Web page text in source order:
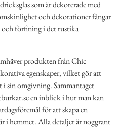
som är dekorerade med
och dekorationer fångar
och förfining i det rustika
produkten från Chic
egenskaper, vilket gör att
sin omgivning. Sammantaget
en inblick i hur man kan
för att skapa en
i hemmet. Alla detaljer är noggrant